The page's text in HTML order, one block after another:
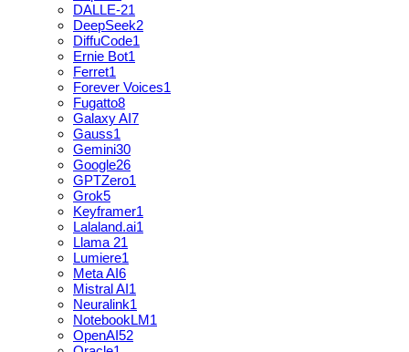
DALLE-21
DeepSeek2
DiffuCode1
Ernie Bot1
Ferret1
Forever Voices1
Fugatto8
Galaxy AI7
Gauss1
Gemini30
Google26
GPTZero1
Grok5
Keyframer1
Lalaland.ai1
Llama 21
Lumiere1
Meta AI6
Mistral AI1
Neuralink1
NotebookLM1
OpenAI52